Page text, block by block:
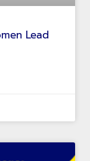
Lead